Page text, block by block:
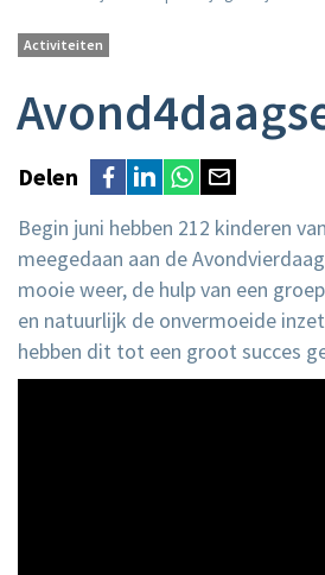
Activiteiten
Delen
Begin juni hebben 212 kinderen
meegedaan aan de
mooie weer, de hulp van een
en natuurlijk de onvermoeide
hebben dit tot een groot succes